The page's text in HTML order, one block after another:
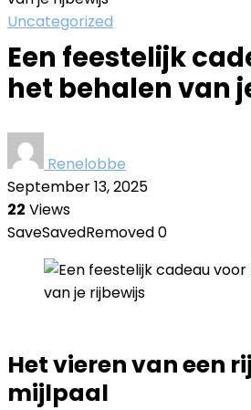
Uncategorized
Een feestelijk
het behalen van
Renelobbe
September 13, 2025
22 Views
SaveSavedRemoved0
Het vieren van een
mijlpaal